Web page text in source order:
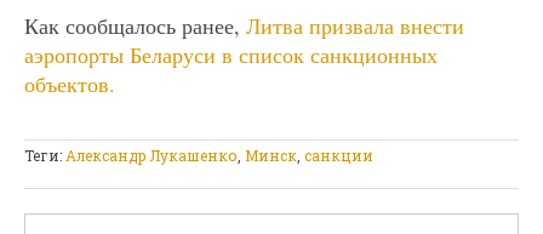
Как сообщалось ранее, Литва призвала внести
аэропорты Беларуси в список санкционных
объектов.
Теги: Александр Лукашенко Минск санкции